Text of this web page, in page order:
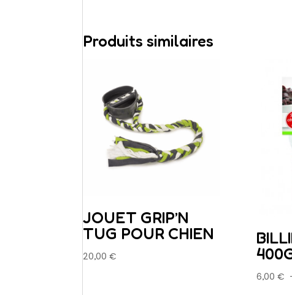
Produits similaires
JOUET GRIP’N
TUG POUR CHIEN
20,00€
6,00€